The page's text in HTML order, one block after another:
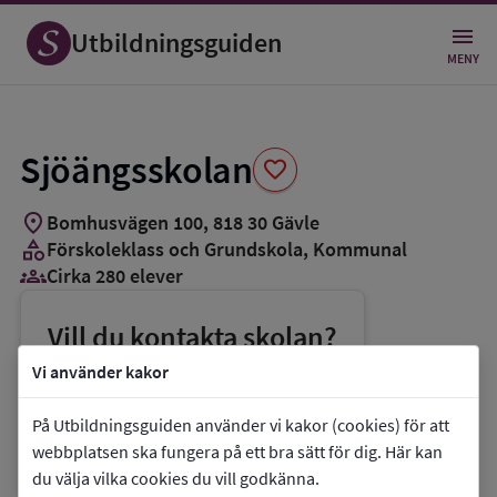
Vi använder kakor
På Utbildningsguiden använder vi kakor (cookies) för att
webbplatsen ska fungera på ett bra sätt för dig. Här kan
du välja vilka cookies du vill godkänna.
Utbildningsguiden MENY
Sjöängsskolan favorite
Spara
som
favorit
location_on Bomhusvägen 100, 818 30 Gävle
categoryFörskoleklass och Grundskola, Kommunal
groups_3Cirka 280 elever
Vill du kontakta skolan?
phoneTelefon:026-179888
E-post: utbildning@gavle.se
link Webbplats:Sjöängsskolan